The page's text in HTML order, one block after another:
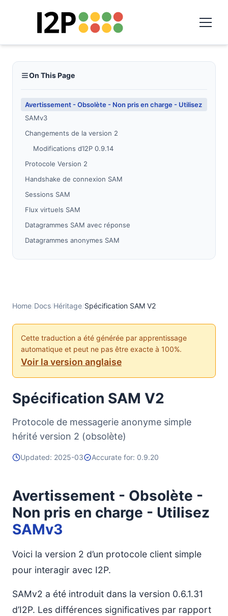
On This Page
Avertissement - Obsolète - Non pris en charge - Utilisez
SAMv3
Changements de la version 2
Modifications d’I2P 0.9.14
Protocole Version 2
Handshake de connexion SAM
Sessions SAM
Flux virtuels SAM
Datagrammes SAM avec réponse
Datagrammes anonymes SAM
Notes sur Base 64
Home/Docs/Héritage/Spécification SAM V2
Cette traduction a été générée par apprentissage
automatique et peut ne pas être exacte à 100%.
Voir la version anglaise
Spécification SAM V2
Protocole de messagerie anonyme simple
hérité version 2 (obsolète)
Updated: 2025-03 Accurate for: 0.9.20
Avertissement - Obsolète -
Non pris en charge - Utilisez
SAMv3
Voici la version 2 d’un protocole client simple
pour interagir avec I2P.
SAMv2 a été introduit dans la version 0.6.1.31
d’I2P. Les différences significatives par rapport